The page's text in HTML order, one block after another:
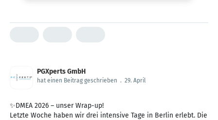
PGXperts GmbH
hat einen Beitrag geschrieben . 29. April
✨DMEA 2026 – unser Wrap-up!
Letzte Woche haben wir drei intensive Tage in Berlin erlebt. Die